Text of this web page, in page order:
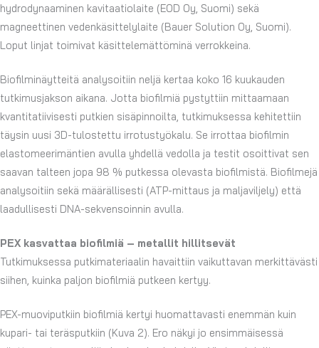
hydrodynaaminen kavitaatiolaite (EOD Oy, Suomi) sekä
magneettinen vedenkäsittelylaite (Bauer Solution Oy, Suomi).
Loput linjat toimivat käsittelemättöminä verrokkeina.
Biofilminäytteitä analysoitiin neljä kertaa koko 16 kuukauden
tutkimusjakson aikana. Jotta biofilmiä pystyttiin mittaamaan
kvantitatiivisesti putkien sisäpinnoilta, tutkimuksessa kehitettiin
täysin uusi 3D-tulostettu irrotustyökalu. Se irrottaa biofilmin
elastomeerimäntien avulla yhdellä vedolla ja testit osoittivat sen
saavan talteen jopa 98 % putkessa olevasta biofilmistä. Biofilmejä
analysoitiin sekä määrällisesti (ATP-mittaus ja maljaviljely) että
laadullisesti DNA-sekvensoinnin avulla.
PEX kasvattaa biofilmiä – metallit hillitsevät
Tutkimuksessa putkimateriaalin havaittiin vaikuttavan merkittävästi
siihen, kuinka paljon biofilmiä putkeen kertyy.
PEX-muoviputkiin biofilmiä kertyi huomattavasti enemmän kuin
kupari- tai teräsputkiin (Kuva 2). Ero näkyi jo ensimmäisessä